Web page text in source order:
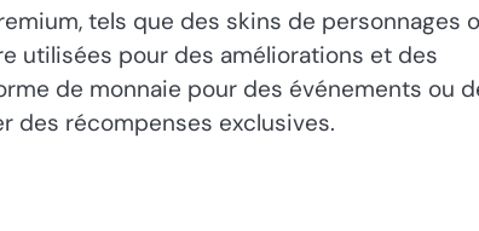
tels que des skins de personnages
utilisées pour des améliorations et des
de monnaie pour des événements ou
des récompenses exclusives.